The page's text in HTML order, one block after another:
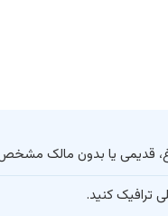
ترافیک کنید.